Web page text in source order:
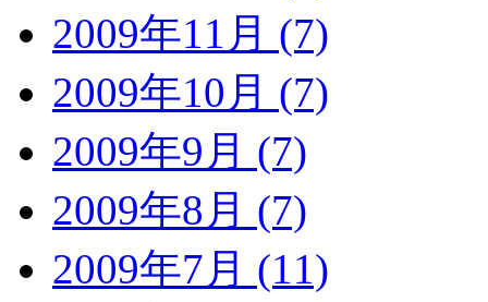
2009年11月 (7)
2009年10月 (7)
2009年9月 (7)
2009年8月 (7)
2009年7月 (11)